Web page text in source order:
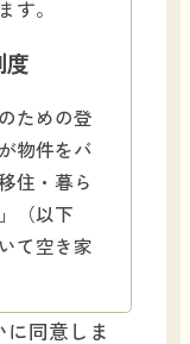
す。
度
ための登
物件をバ
住・暮ら
（以下
て空き家
いては、
同意しま